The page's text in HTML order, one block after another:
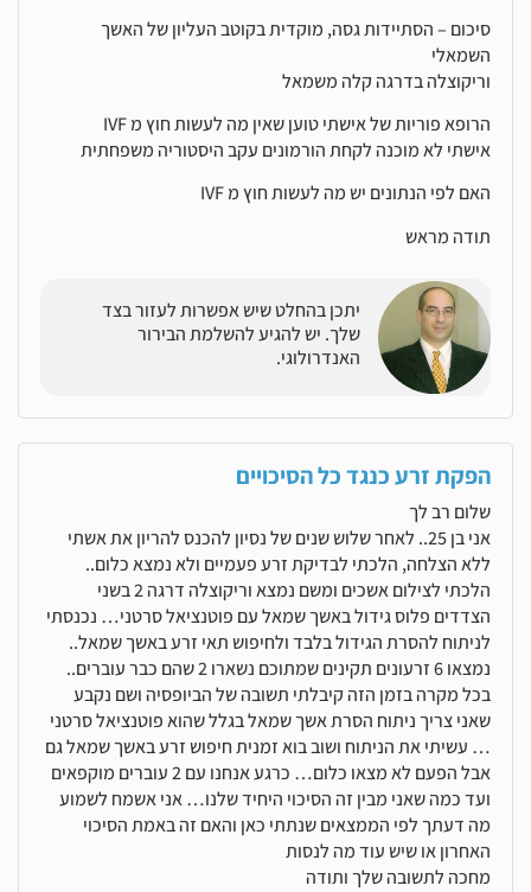
סיכום – הסתיידות גסה, מוקדית בקוטב העליון של האשך
השמאלי
וריקוצלה בדרגה קלה משמאל
הרופא פוריות של אישתי טוען שאין מה לעשות חוץ מ IVF
אישתי לא מוכנה לקחת הורמונים עקב היסטוריה משפחתית
האם לפי הנתונים יש מה לעשות חוץ מ IVF
תודה מראש
יתכן בהחלט שיש אפשרות לעזור בצד
שלך. יש להגיע להשלמת הבירור
האנדרולוגי.
הפקת זרע כנגד כל הסיכויים
שלום רב לך
אני בן 25.. לאחר שלוש שנים של נסיון להכנס להריון את אשתי
ללא הצלחה, הלכתי לבדיקת זרע פעמיים ולא נמצא כלום..
הלכתי לצילום אשכים ומשם נמצא וריקוצלה דרגה 2 בשני
הצדדים פלוס גידול באשך שמאל עם פוטנציאל סרטני… נכנסתי
לניתוח להסרת הגידול בלבד ולחיפוש תאי זרע באשך שמאל..
נמצאו 6 זרעונים תקינים שמתוכם נשארו 2 שהם כבר עוברים..
בכל מקרה בזמן הזה קיבלתי תשובה של הביופסיה ושם נקבע
שאני צריך ניתוח הסרת אשך שמאל בגלל שהוא פוטנציאל סרטני
… עשיתי את הניתוח ושוב בוא זמנית חיפוש זרע באשך שמאל גם
אבל הפעם לא מצאו כלום… כרגע אנחנו עם 2 עוברים מוקפאים
ועד כמה שאני מבין זה הסיכוי היחיד שלנו… אני אשמח לשמוע
מה דעתך לפי הממצאים שנתתי כאן והאם זה באמת הסיכוי
האחרון או שיש עוד מה לנסות
מחכה לתשובה שלך ותודה